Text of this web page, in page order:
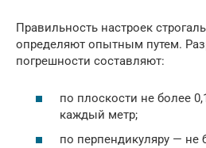
Правильность настроек
определяют опытным путем.
погрешности составляют:
по плоскости не более
каждый метр;
по перпендикуляру — не